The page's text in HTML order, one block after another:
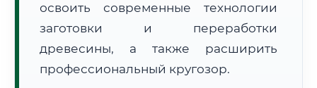
освоить современные технологии
заготовки и переработки
древесины, а также расширить
профессиональный кругозор.